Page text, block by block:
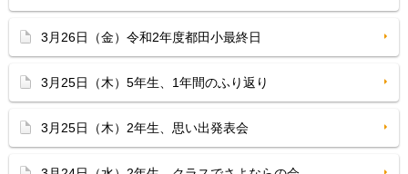
3月26日（金）令和2年度都田小最終日
3月25日（木）5年生、1年間のふり返り
3月25日（木）2年生、思い出発表会